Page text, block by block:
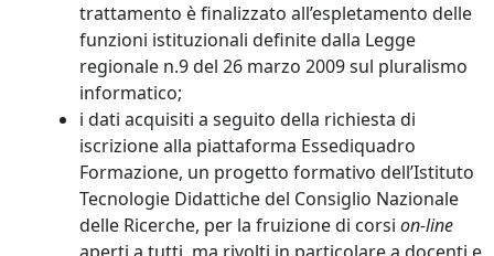
trattamento è finalizzato all’espletamento delle
funzioni istituzionali definite dalla Legge
regionale n.9 del 26 marzo 2009 sul pluralismo
informatico;
i dati acquisiti a seguito della richiesta di
iscrizione alla piattaforma Essediquadro
Formazione, un progetto formativo dell’Istituto
Tecnologie Didattiche del Consiglio Nazionale
delle Ricerche, per la fruizione di corsi on-line